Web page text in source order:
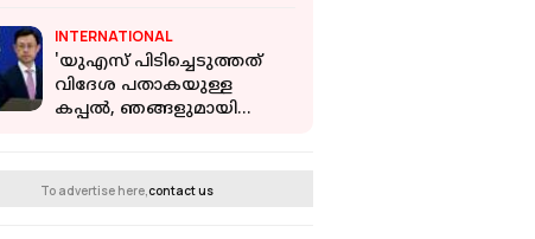
INTERNATIONAL
'യുഎസ് പിടിച്ചെടുത്തത്
വിദേശ പതാകയുള്ള
കപ്പൽ, ഞങ്ങളുമായി
To advertise here, contact us